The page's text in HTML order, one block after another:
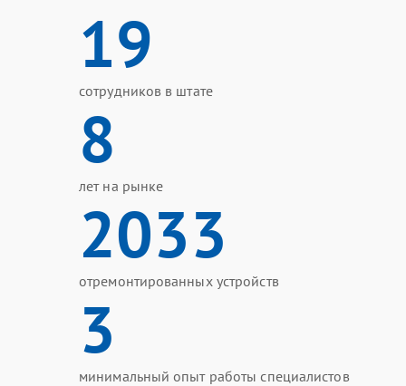
19
сотрудников в штате
8
лет на рынке
2033
отремонтированных устройств
3
минимальный опыт работы специалистов